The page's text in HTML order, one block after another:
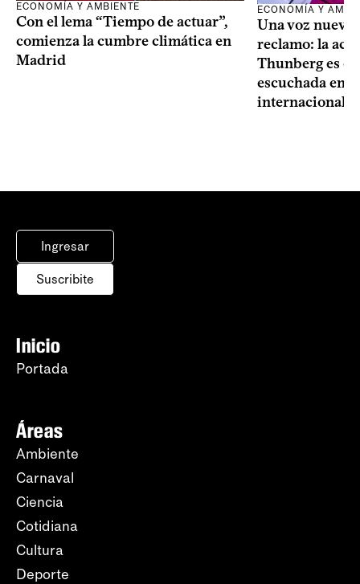
ECONOMÍA Y AMBIENTE
Con el lema “Tiempo de actuar”,
comienza la cumbre climática en
Madrid
ECONOMÍA Y
Una voz nueva
reclamo: la
Thunberg es
escuchada en
Ingresar
Suscribite
Inicio
Portada
Áreas
Ambiente
Carnaval
Ciencia
Cotidiana
Cultura
Deporte